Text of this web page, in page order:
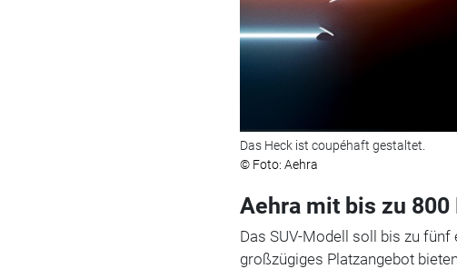
Das Heck ist coupéhaft gestaltet.
© Foto: Aehra
Aehra mit bis zu
Das SUV-Modell soll bis zu
großzügiges Platzangebot